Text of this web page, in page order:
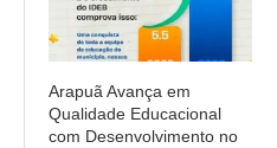
Arapuã Avança em
Qualidade Educacional
com Desenvolvimento no